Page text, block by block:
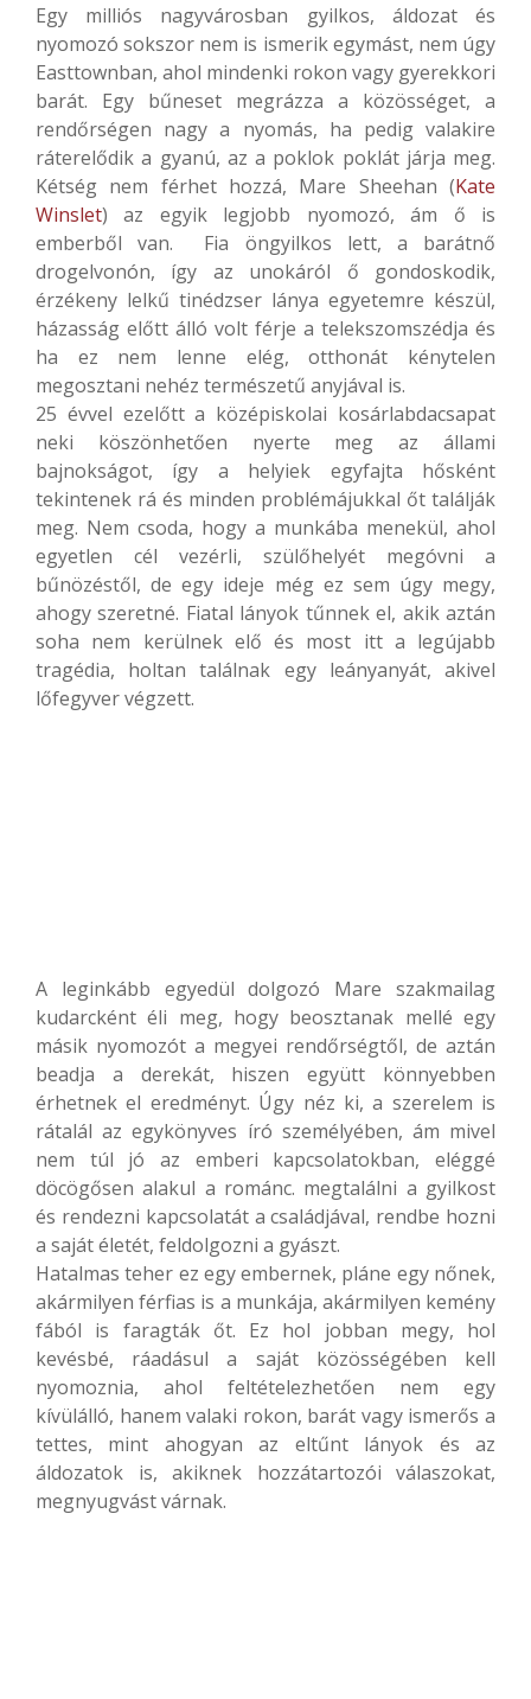
Egy milliós nagyvárosban gyilkos, áldozat és
nyomozó sokszor nem is ismerik egymást, nem úgy
Easttownban, ahol mindenki rokon vagy gyerekkori
barát. Egy bűneset megrázza a közösséget, a
rendőrségen nagy a nyomás, ha pedig valakire
ráterelődik a gyanú, az a poklok poklát járja meg.
Kétség nem férhet hozzá, Mare Sheehan (Kate
Winslet) az egyik legjobb nyomozó, ám ő is
emberből van. Fia öngyilkos lett, a barátnő
drogelvonón, így az unokáról ő gondoskodik,
érzékeny lelkű tinédzser lánya egyetemre készül,
házasság előtt álló volt férje a telekszomszédja és
ha ez nem lenne elég, otthonát kénytelen
megosztani nehéz természetű anyjával is.
25 évvel ezelőtt a középiskolai kosárlabdacsapat
neki köszönhetően nyerte meg az állami
bajnokságot, így a helyiek egyfajta hősként
tekintenek rá és minden problémájukkal őt találják
meg. Nem csoda, hogy a munkába menekül, ahol
egyetlen cél vezérli, szülőhelyét megóvni a
bűnözéstől, de egy ideje még ez sem úgy megy,
ahogy szeretné. Fiatal lányok tűnnek el, akik aztán
soha nem kerülnek elő és most itt a legújabb
tragédia, holtan találnak egy leányanyát, akivel
lőfegyver végzett.
A leginkább egyedül dolgozó Mare szakmailag
kudarcként éli meg, hogy beosztanak mellé egy
másik nyomozót a megyei rendőrségtől, de aztán
beadja a derekát, hiszen együtt könnyebben
érhetnek el eredményt. Úgy néz ki, a szerelem is
rátalál az egykönyves író személyében, ám mivel
nem túl jó az emberi kapcsolatokban, eléggé
döcögősen alakul a románc. megtalálni a gyilkost
és rendezni kapcsolatát a családjával, rendbe hozni
a saját életét, feldolgozni a gyászt.
Hatalmas teher ez egy embernek, pláne egy nőnek,
akármilyen férfias is a munkája, akármilyen kemény
fából is faragták őt. Ez hol jobban megy, hol
kevésbé, ráadásul a saját közösségében kell
nyomoznia, ahol feltételezhetően nem egy
kívülálló, hanem valaki rokon, barát vagy ismerős a
tettes, mint ahogyan az eltűnt lányok és az
áldozatok is, akiknek hozzátartozói válaszokat,
megnyugvást várnak.